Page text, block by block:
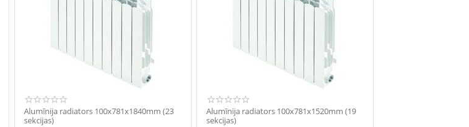
Alumīnija radiators 100x781x1840mm (23
sekcijas)
Alumīnija radiators 100x781x1520mm (19
sekcijas)